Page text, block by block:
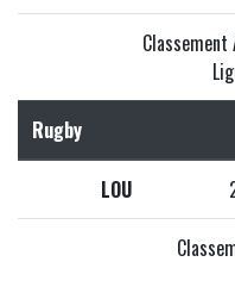
Classement
Rugby
LOU